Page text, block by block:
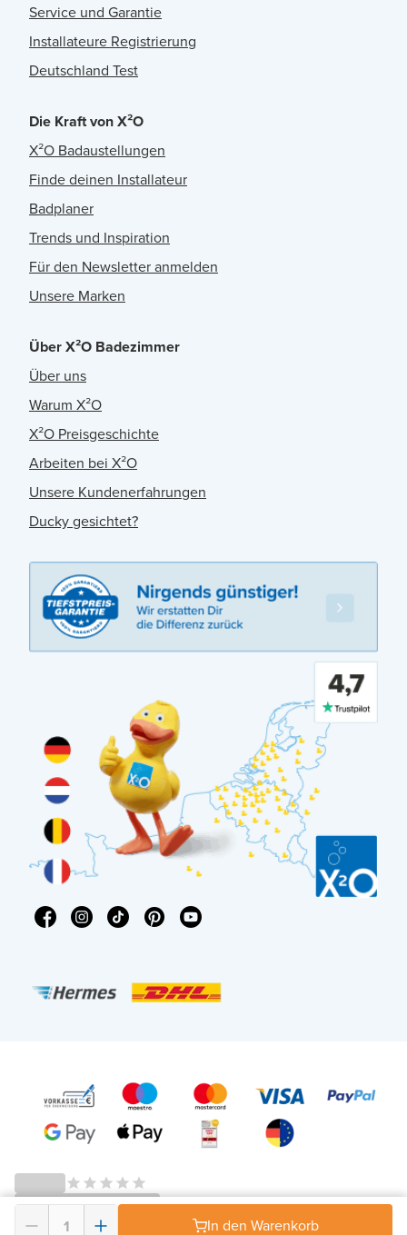
In den Warenkorb
Service und Garantie
Installateure Registrierung
Deutschland Test
Die Kraft von X²O
X²O Badaustellungen
Finde deinen Installateur
Badplaner
Trends und Inspiration
Für den Newsletter anmelden
Unsere Marken
Über X²O Badezimmer
Über uns
Warum X²O
X²O Preisgeschichte
Arbeiten bei X²O
Unsere Kundenerfahrungen
Ducky gesichtet?
© 2026 - X²O Badezimmer – USt-IdNr: DE343506152 -AGB Widerrufsrecht